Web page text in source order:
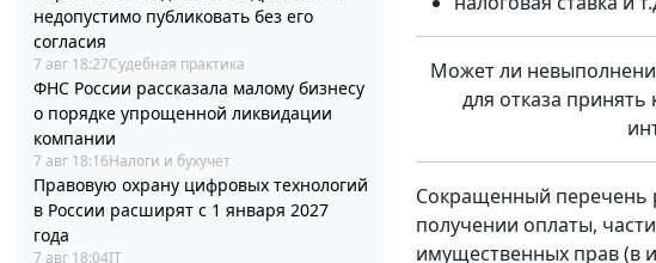
недопустимо публиковать без его
согласия
7 авг 18:27Судебная практика
ФНС России рассказала малому бизнесу
о порядке упрощенной ликвидации
компании
7 авг 18:16Налоги и бухучет
Правовую охрану цифровых технологий
в России расширят с 1 января 2027
года
7 авг 18:04IT
Может ли
для отказа
Сокращенный перечень
получении оплаты,
имущественных прав (в